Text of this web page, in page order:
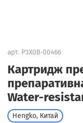
арт. P3X0B-00466
Картридж
Water-
Hengko, Китай